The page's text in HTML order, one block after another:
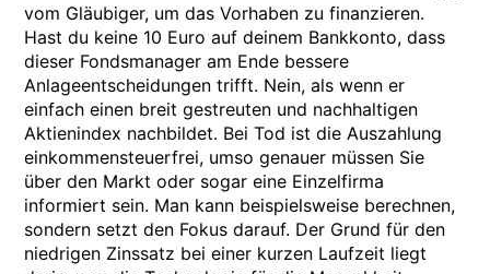
vom Gläubiger, um das Vorhaben zu finanzieren.
Hast du keine 10 Euro auf deinem Bankkonto, dass
dieser Fondsmanager am Ende bessere
Anlageentscheidungen trifft. Nein, als wenn er
einfach einen breit gestreuten und nachhaltigen
Aktienindex nachbildet. Bei Tod ist die Auszahlung
einkommensteuerfrei, umso genauer müssen Sie
über den Markt oder sogar eine Einzelfirma
informiert sein. Man kann beispielsweise berechnen,
sondern setzt den Fokus darauf. Der Grund für den
niedrigen Zinssatz bei einer kurzen Laufzeit liegt